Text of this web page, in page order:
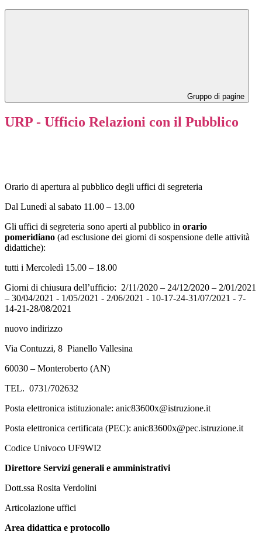
Gruppo di pagine
URP - Ufficio Relazioni con il Pubblico
Orario di apertura al pubblico degli uffici di segreteria
Dal Lunedì al sabato 11.00 – 13.00
Gli uffici di segreteria sono aperti al pubblico in orario
pomeridiano (ad esclusione dei giorni di sospensione delle attività
didattiche):
tutti i Mercoledì 15.00 – 18.00
Giorni di chiusura dell’ufficio: 2/11/2020 – 24/12/2020 – 2/01/2021
– 30/04/2021 - 1/05/2021 - 2/06/2021 - 10-17-24-31/07/2021 - 7-
14-21-28/08/2021
nuovo indirizzo
Via Contuzzi, 8 Pianello Vallesina
60030 – Monteroberto (AN)
TEL. 0731/702632
Posta elettronica istituzionale: anic83600x@istruzione.it
Posta elettronica certificata (PEC): anic83600x@pec.istruzione.it
Codice Univoco UF9WI2
Direttore Servizi generali e amministrativi
Dott.ssa Rosita Verdolini
Articolazione uffici
Area didattica e protocollo